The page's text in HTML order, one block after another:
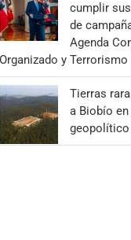
cumplir
de
Agenda
Organizado y Terrorismo
Tierras
a Biobío
geopolítico